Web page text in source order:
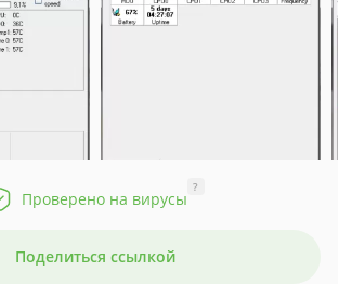
Проверено на вирусы
?
Поделиться ссылкой